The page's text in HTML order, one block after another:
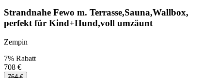
Strandnahe Fewo m. Terrasse,Sauna,Wallbox,
perfekt für Kind+Hund,voll umzäunt
Zempin
7% Rabatt
708 €